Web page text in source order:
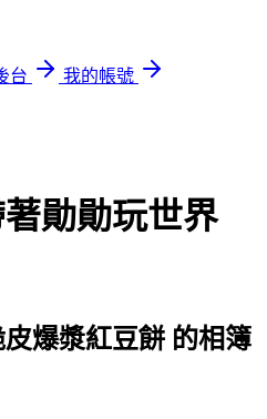
台
我的帳號
勛勛玩世界
皮爆漿紅豆餅 的相簿